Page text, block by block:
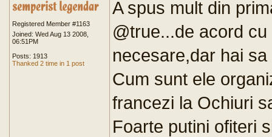
Registered Member #1163
Joined: Wed Aug 13 2008,
06:51PM
Posts: 1913
Thanked 2 time in 1 post
A spus mult din
@true...de acord
necesare,dar hai
Cum sunt ele
francezi la Ochiuri
Foarte putini ofiteri